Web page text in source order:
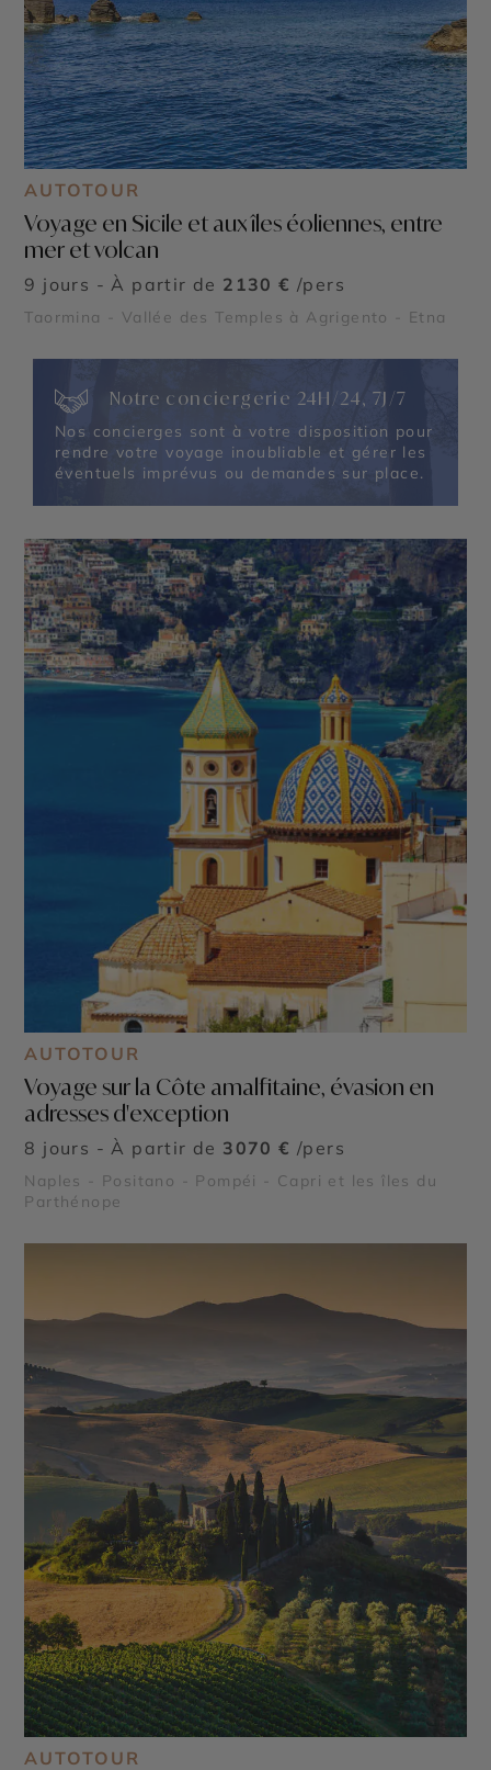
AUTOTOUR
Voyage en Sicile et aux îles éoliennes, entre
mer et volcan
9 jours - À partir de 2130 € /pers
Taormina - Vallée des Temples à Agrigento - Etna
Notre conciergerie 24H/24, 7J/7
Nos concierges sont à votre disposition pour
rendre votre voyage inoubliable et gérer les
éventuels imprévus ou demandes sur place.
AUTOTOUR
Voyage sur la Côte amalfitaine, évasion en
adresses d'exception
8 jours - À partir de 3070 € /pers
Naples - Positano - Pompéi - Capri et les îles du
Parthénope
AUTOTOUR